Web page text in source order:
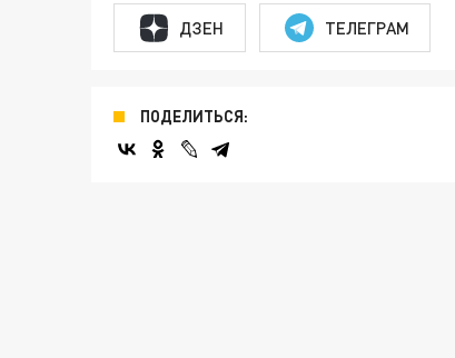
ДЗЕН ТЕЛЕГРАМ
ПОДЕЛИТЬСЯ: